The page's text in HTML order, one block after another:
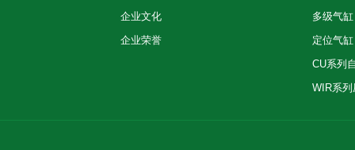
企业文化
企业荣誉
多级气缸
定位气缸
CU系列
WIR系